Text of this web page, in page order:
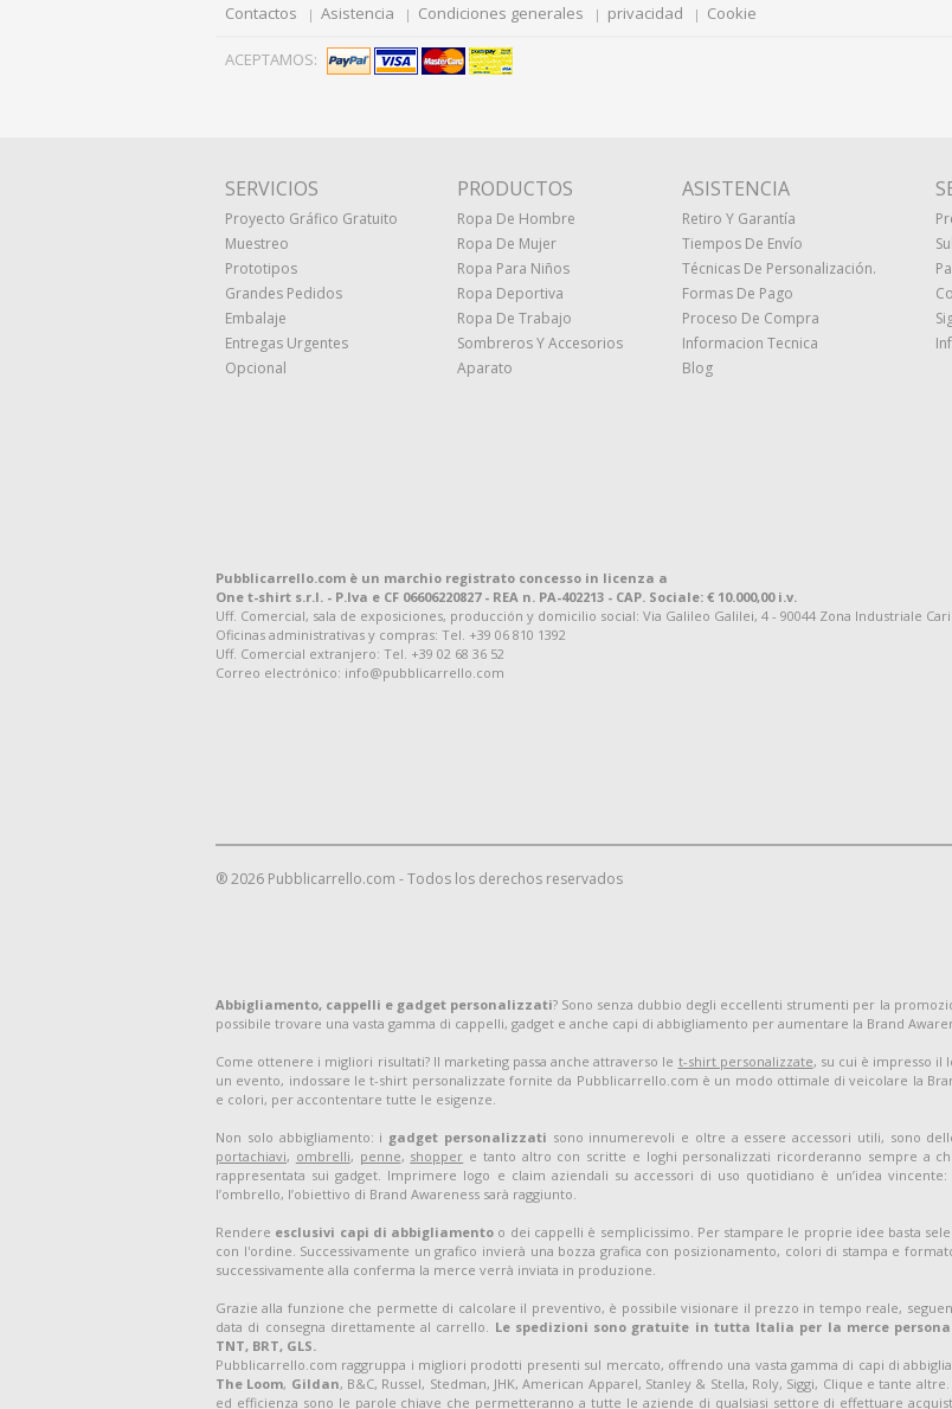
Contactos Asistencia Condiciones generales privacidad Cookie
ACEPTAMOS:
SERVICIOS
Proyecto Gráfico Gratuito
Muestreo
Prototipos
Grandes Pedidos
Embalaje
Entregas Urgentes
Opcional
PRODUCTOS
Ropa De Hombre
Ropa De Mujer
Ropa Para Niños
Ropa Deportiva
Ropa De Trabajo
Sombreros Y Accesorios
Aparato
ASISTENCIA
Retiro Y Garantía
Tiempos De Envío
Técnicas De Personalización.
Formas De Pago
Proceso De Compra
Informacion Tecnica
Blog
Pubblicarrello.com è un marchio registrato concesso in licenza a
One t-shirt s.r.l. - P.Iva e CF 06606220827 - REA n. PA-402213 - CAP. Sociale: € 10.000,00 i.v.
Uff. Comercial, sala de exposiciones, producción y domicilio social: Via Galileo Galilei, 4 - 90044 Zona Industriale
Oficinas administrativas y compras: Tel. +39 06 810 1392
Uff. Comercial extranjero: Tel. +39 02 68 36 52
Correo electrónico: info@pubblicarrello.com
® 2026 Pubblicarrello.com - Todos los derechos reservados
Abbigliamento, cappelli e gadget personalizzati? Sono senza dubbio degli eccellenti strumenti per la
possibile trovare una vasta gamma di cappelli, gadget e anche capi di abbigliamento per aumentare la Brand
Come ottenere i migliori risultati? Il marketing passa anche attraverso le t-shirt personalizzate, su cui è impresso il
un evento, indossare le t-shirt personalizzate fornite da Pubblicarrello.com è un modo ottimale di veicolare la
e colori, per accontentare tutte le esigenze.
Non solo abbigliamento: i gadget personalizzati sono innumerevoli e oltre a essere accessori utili, sono
portachiavi, ombrelli, penne, shopper e tanto altro con scritte e loghi personalizzati ricorderanno sempre a
rappresentata sui gadget. Imprimere logo e claim aziendali su accessori di uso quotidiano è un’idea
l’ombrello, l’obiettivo di Brand Awareness sarà raggiunto.
Rendere esclusivi capi di abbigliamento o dei cappelli è semplicissimo. Per stampare le proprie idee basta
con l'ordine. Successivamente un grafico invierà una bozza grafica con posizionamento, colori di stampa e
successivamente alla conferma la merce verrà inviata in produzione.
Grazie alla funzione che permette di calcolare il preventivo, è possibile visionare il prezzo in tempo reale,
data di consegna direttamente al carrello. Le spedizioni sono gratuite in tutta Italia per la merce
TNT, BRT, GLS.
Pubblicarrello.com raggruppa i migliori prodotti presenti sul mercato, offrendo una vasta gamma di capi di
The Loom, Gildan, B&C, Russel, Stedman, JHK, American Apparel, Stanley & Stella, Roly, Siggi, Clique e tante
ed efficienza sono le parole chiave che permetteranno a tutte le aziende di qualsiasi settore di effettuare